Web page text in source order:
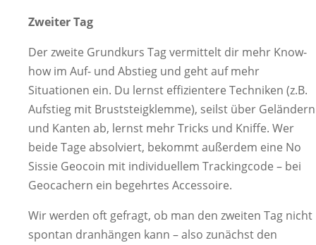
Zweiter Tag
Der zweite Grundkurs Tag vermittelt dir mehr Know-
how im Auf- und Abstieg und geht auf mehr
Situationen ein. Du lernst effizientere Techniken (z.B.
Aufstieg mit Bruststeigklemme), seilst über Geländern
und Kanten ab, lernst mehr Tricks und Kniffe. Wer
beide Tage absolviert, bekommt außerdem eine No
Sissie Geocoin mit individuellem Trackingcode – bei
Geocachern ein begehrtes Accessoire.
Wir werden oft gefragt, ob man den zweiten Tag nicht
spontan dranhängen kann – also zunächst den